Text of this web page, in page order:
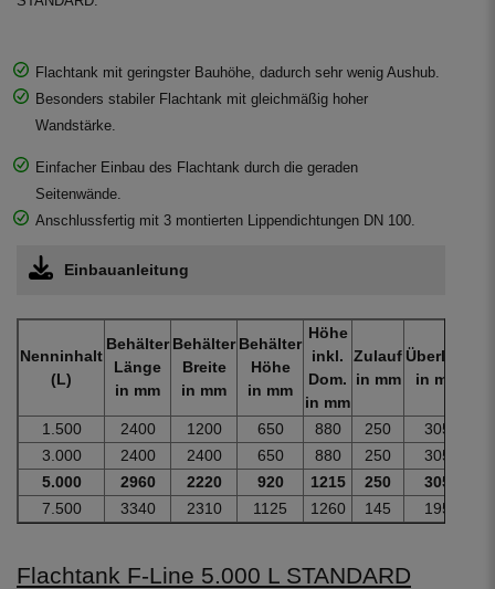
Flachtank mit geringster Bauhöhe, dadurch sehr wenig Aushub.
Besonders stabiler Flachtank mit gleichmäßig hoher
Wandstärke.
Einfacher Einbau des Flachtank durch die geraden
Seitenwände.
Anschlussfertig mit 3 montierten Lippendichtungen DN 100.
Einbauanleitung
Nenninhalt
(L)
Behälter
Länge
in mm
Behälter
Breite
in mm
Behälter
Höhe
in mm
Höhe
inkl.
Dom.
in mm
Zulauf
in mm
Überlauf
in mm
1.500 2400 1200 650 880 250 305
3.000
2400 2400 650 880 250 305
5.000
2960 2220 920 1215 250 305
7.500
3340 2310 1125 1260 145 195
Flachtank F-Line 5.000 L STANDARD